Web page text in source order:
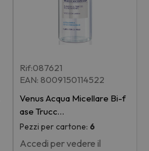
Rif:087621
EAN: 8009150114522
Venus Acqua Micellare Bi-f
ase Trucc…
Pezzi per cartone: 6
Accedi per vedere il